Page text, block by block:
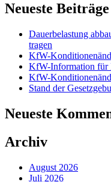
Neueste Beiträge
Dauerbelastung
tragen
KfW-
KfW-Information für
KfW-
Stand der
Neueste
Archiv
August 2026
Juli 2026